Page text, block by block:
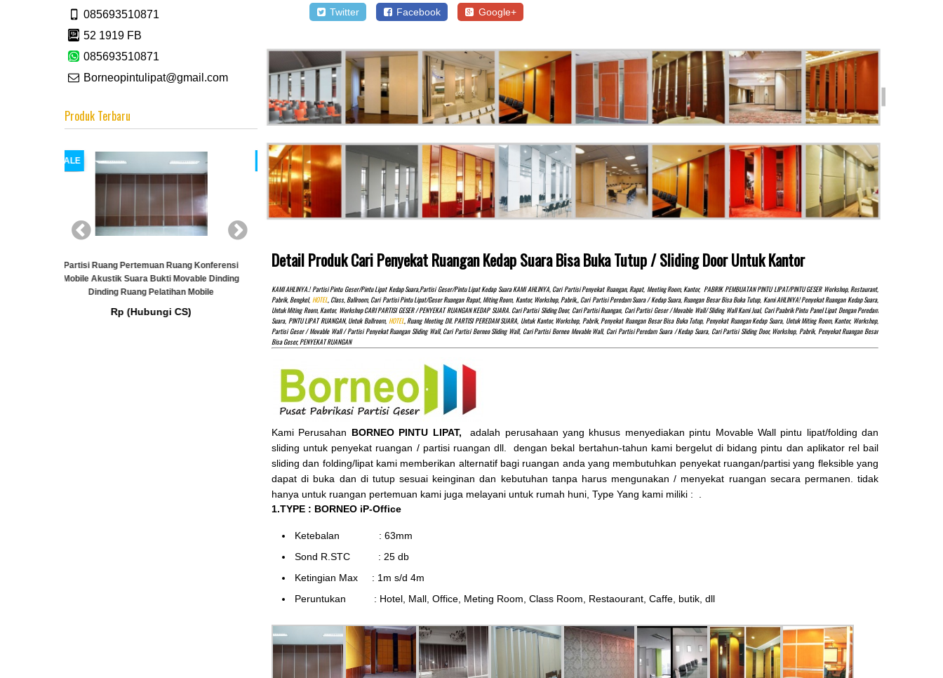
Twitter Facebook Google+
Detail Produk Cari Penyekat Ruangan Kedap Suara Bisa Buka Tutup / Sliding Door Untuk Kantor
KAMI AHLINYA.! Partisi Pintu Geser/pintu Lipat Kedap Suara,partisi Geser/pintu Lipat Kedap Suara KAMI AHLINYA, Cari Partisi Penyekat Ruangan, Rapat, Meeting Room, Kantor, PABRIK PEMBUATAN PINTU LIPAT/PINTU GESER Workshop, Restaurant,
Pabrik, Bengkel, HOTEL, Class, Ballroom, Cari Partisi Pintu Lipat/Geser Ruangan Rapat, Miting Room, Kantor, Workshop, Pabrik,, Cari Partisi Peredam Suara / Kedap Suara, Ruangan Besar Bisa Buka Tutup, Kami AHLINYA! Penyekat Ruangan Kedap Suara,
Untuk Miting Room, Kantor, Workshop CARI PARTISI GESER / PENYEKAT RUANGAN KEDAP SUARA. Cari Partisi Sliding Door, Cari Partisi Ruangan, Cari Partisi Geser / Movable Wall/ Sliding Wall Kami Jual, Cari Paabrik Pintu Panel Lipat Dengan Peredam
Suara, PINTU LIPAT RUANGAN, Untuk Ballroom, HOTEL, Ruang Meeting Dll. PARTISI PEREDAM SUARA, Untuk Kantor, Workshop, Pabrik, Penyekat Ruangan Besar Bisa Buka Tutup, Penyekat Ruangan Kedap Suara, Untuk Miting Room, Kantor, Workshop,
Partisi Geser / Movable Wall / Partisi Penyekat Ruangan Sliding Wall, Cari Partisi Borneo Sliding Wall, Cari Partisi Borneo Movable Wall, Cari Partisi Peredam Suara / Kedap Suara, Cari Partisi Sliding Door, Workshop, Pabrik, Penyekat Ruangan Besar
Bisa Geser, PENYEKAT RUANGAN
Kami Perusahan BORNEO PINTU LIPAT, adalah perusahaan yang khusus menyediakan pintu Movable Wall pintu lipat/folding dan
sliding untuk penyekat ruangan / partisi ruangan dll. dengan bekal bertahun-tahun kami bergelut di bidang pintu dan aplikator rel bail
sliding dan folding/lipat kami memberikan alternatif bagi ruangan anda yang membutuhkan penyekat ruangan/partisi yang fleksible yang
dapat di buka dan di tutup sesuai keinginan dan kebutuhan tanpa harus mengunakan / menyekat ruangan secara permanen. tidak
hanya untuk ruangan pertemuan kami juga melayani untuk rumah huni, Type Yang kami miliki : .
1.TYPE : BORNEO iP-Office
Ketebalan : 63mm
Sond R.STC : 25 db
Ketingian Max : 1m s/d 4m
Peruntukan : Hotel, Mall, Office, Meting Room, Class Room, Restaourant, Caffe, butik, dll
085693510871
52 1919 FB
085693510871
Borneopintulipat@gmail.com
Produk Terbaru
SALE
Ruang Perjamuan Akustik Kedap Suara Geser
Bergerak Kayu Ruang Lipat Partisi Dinding
SALE
Ruang Perjamuan Akustik Kedap Suara Geser
Redam Suara
Rp (Hubungi CS)
SALE
Ruang Perjamuan Akustik Kedap Suara Geser
Redam Suara
Rp (Hubungi CS)
SALE
KAMI AHLINYA…! Partsi Penyekat Ruangan
Rp (Hubungi CS)